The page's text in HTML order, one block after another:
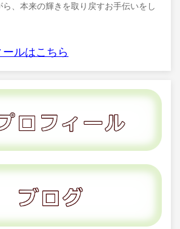
、本来の輝きを取り戻すお手伝いをし
ルはこちら